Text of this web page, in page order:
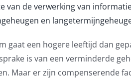
van de verwerking van
en
gaat een hogere leeftijd dan
is van een verminderde
Maar er zijn compenserende